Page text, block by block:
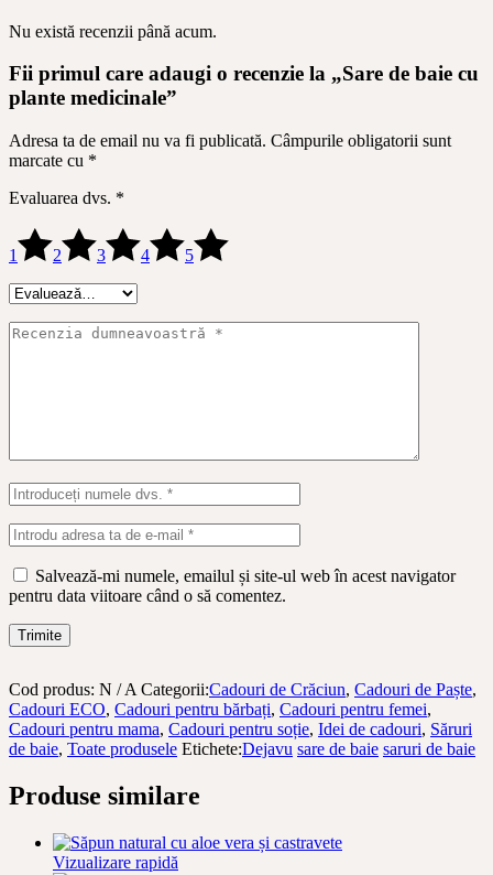
Nu există recenzii până acum.
Fii primul care adaugi o recenzie la „Sare de baie cu
plante medicinale”
Adresa ta de email nu va fi publicată. Câmpurile obligatorii sunt
marcate cu *
Evaluarea dvs. *
1 2 3 4 5
Salvează-mi numele, emailul și site-ul web în acest navigator
pentru data viitoare când o să comentez.
Trimite
Cod produs: N / A Categorii:Cadouri de Crăciun, Cadouri de Paște,
Cadouri ECO, Cadouri pentru bărbați, Cadouri pentru femei,
Cadouri pentru mama, Cadouri pentru soție, Idei de cadouri, Săruri
de baie, Toate produsele Etichete:Dejavu sare de baie saruri de baie
Produse similare
Vizualizare rapidă